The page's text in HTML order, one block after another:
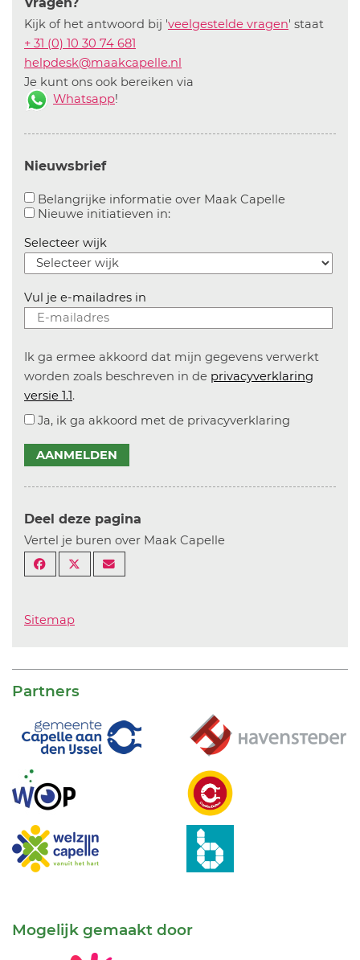
Vragen?
Kijk of het antwoord bij 'veelgestelde vragen' staat
+ 31 (0) 10 30 74 681
helpdesk@maakcapelle.nl
Je kunt ons ook bereiken via
Whatsapp!
Nieuwsbrief
Belangrijke informatie over Maak CapelleAanvinken
Nieuwe initiatieven in:Aanvinken om informatie over
Selecteer wijk
Vul je e-mailadres in
Ik ga ermee akkoord dat mijn gegevens verwerkt
worden zoals beschreven in de privacyverklaring
versie 1.1.
Ja, ik ga akkoord met de privacyverklaring
AANMELDEN
Deel deze pagina
Vertel je buren over Maak Capelle
Sitemap
Partners
Mogelijk gemaakt door